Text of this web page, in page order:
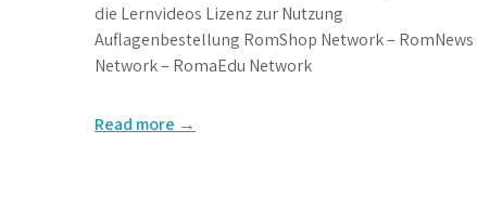
die Lernvideos Lizenz zur Nutzung
Auflagenbestellung RomShop Network – RomNews
Network – RomaEdu Network
Read more →